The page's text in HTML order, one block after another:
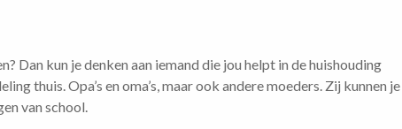
Dan kun je denken aan iemand die jou helpt in de huishouding
thuis. Opa’s en oma’s, maar ook andere moeders. Zij kunnen je
van school.